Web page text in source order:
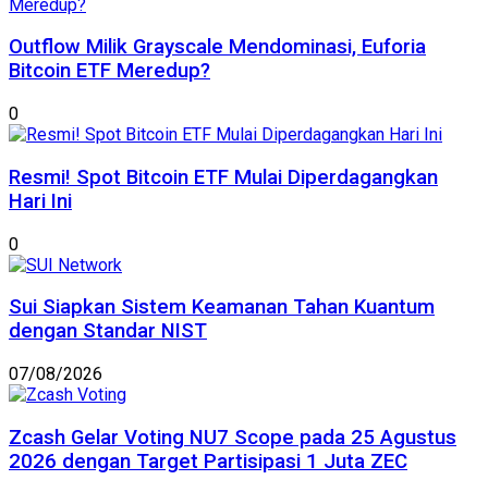
Outflow Milik Grayscale Mendominasi, Euforia
Bitcoin ETF Meredup?
0
Resmi! Spot Bitcoin ETF Mulai Diperdagangkan
Hari Ini
0
Sui Siapkan Sistem Keamanan Tahan Kuantum
dengan Standar NIST
07/08/2026
Zcash Gelar Voting NU7 Scope pada 25 Agustus
2026 dengan Target Partisipasi 1 Juta ZEC